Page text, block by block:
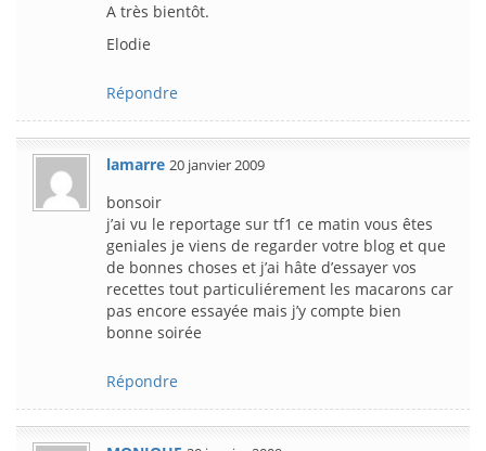
A très bientôt.
Elodie
Répondre
lamarre 20 janvier 2009
bonsoir
j’ai vu le reportage sur tf1 ce matin vous êtes
geniales je viens de regarder votre blog et que
de bonnes choses et j’ai hâte d’essayer vos
recettes tout particuliérement les macarons car
pas encore essayée mais j’y compte bien
bonne soirée
Répondre